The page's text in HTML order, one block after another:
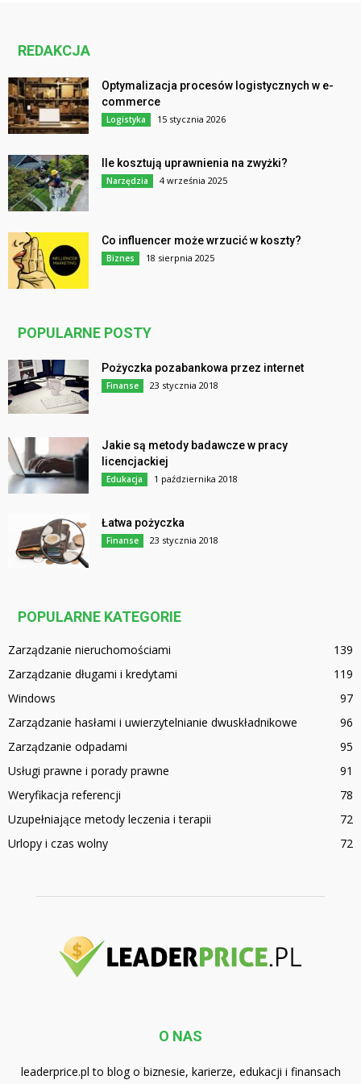
REDAKCJA
Optymalizacja procesów logistycznych w e-
commerce
Logistyka 15 stycznia 2026
Ile kosztują uprawnienia na zwyżki?
Narzędzia 4 września 2025
Co influencer może wrzucić w koszty?
Biznes 18 sierpnia 2025
POPULARNE POSTY
Pożyczka pozabankowa przez internet
Finanse 23 stycznia 2018
Jakie są metody badawcze w pracy
licencjackiej
Edukacja 1 października 2018
Łatwa pożyczka
Finanse 23 stycznia 2018
POPULARNE KATEGORIE
Zarządzanie nieruchomościami
139
Zarządzanie długami i kredytami
119
Windows
97
Zarządzanie hasłami i uwierzytelnianie dwuskładnikowe
96
Zarządzanie odpadami
95
Usługi prawne i porady prawne
91
Weryfikacja referencji
78
Uzupełniające metody leczenia i terapii
72
Urlopy i czas wolny
72
O NAS
leaderprice.pl to blog o biznesie, karierze, edukacji i finansach